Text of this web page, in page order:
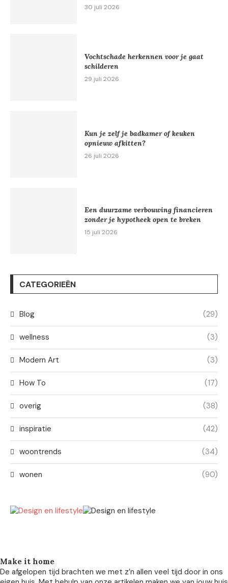
30 juli 2026
Vochtschade herkennen voor je gaat
schilderen
29 juli 2026
Kun je zelf je badkamer of keuken
opnieuw afkitten?
26 juli 2026
Een duurzame verbouwing financieren
zonder je hypotheek open te breken
15 juli 2026
CATEGORIEËN
Blog (29)
wellness (3)
Modern Art (3)
How To (17)
overig (38)
inspiratie (42)
woontrends (34)
wonen (90)
Make it home
De afgelopen tijd brachten we met z’n allen veel tijd door in ons